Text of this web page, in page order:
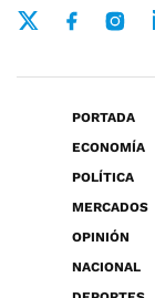
PORTADA
ECONOMÍA
POLÍTICA
MERCADOS
OPINIÓN
NACIONAL